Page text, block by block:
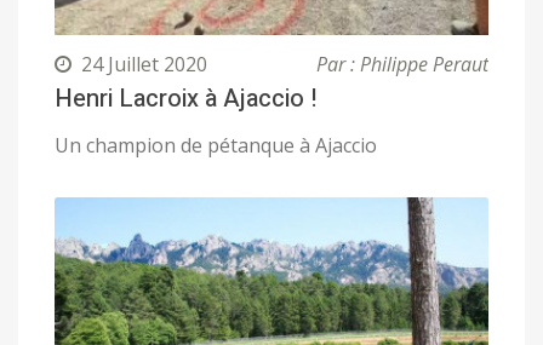
24 Juillet 2020 Par : Philippe Peraut
Henri Lacroix à Ajaccio !
Un champion de pétanque à Ajaccio